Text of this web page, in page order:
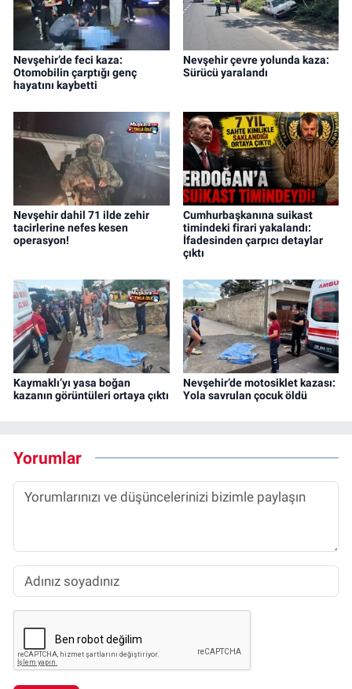
Nevşehir’de feci kaza:
Otomobilin çarptığı genç
hayatını kaybetti
Nevşehir çevre yolunda kaza:
Sürücü yaralandı
Nevşehir dahil 71 ilde zehir
tacirlerine nefes kesen
operasyon!
Cumhurbaşkanına suikast
timindeki firari yakalandı:
İfadesinden çarpıcı detaylar
çıktı
Kaymaklı’yı yasa boğan
kazanın görüntüleri ortaya çıktı
Nevşehir’de motosiklet kazası:
Yola savrulan çocuk öldü
Yorumlar